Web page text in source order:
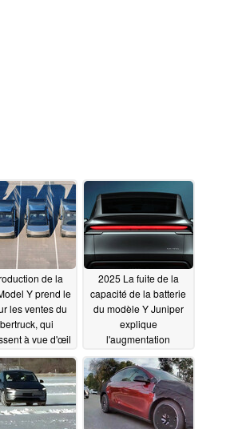
de la
Y prend le
les ventes du
qui
à vue d'œil
01/11/2025
2025 La fuite de la
capacité de la batterie
du modèle Y Juniper
explique
l'augmentation
l'autonomie01/10/2025